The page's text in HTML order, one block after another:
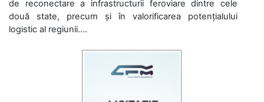
de reconectare a infrastructurii feroviare dintre cele
două state, precum și în valorificarea potențialului
logistic al regiunii....